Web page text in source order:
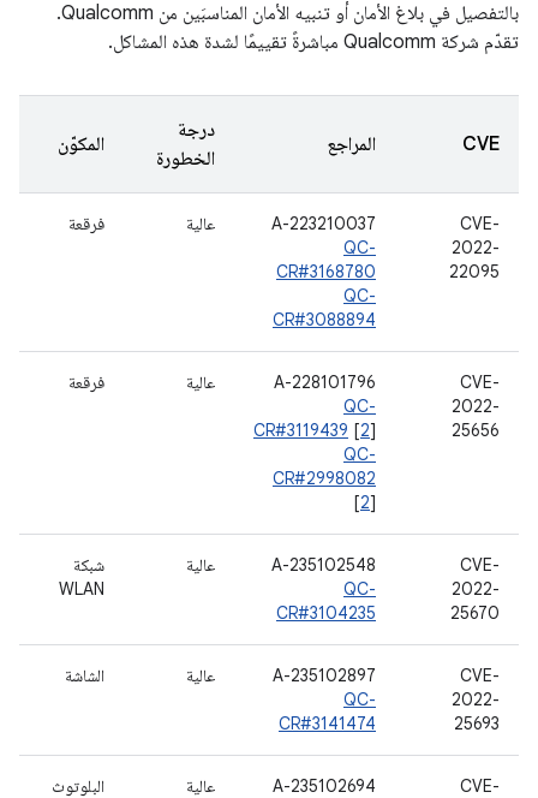
بالتفصيل في بلاغ الأمان أو تنبيه الأمان المناسبَين من Qualcomm.
تقدّم شركة Qualcomm مباشرةً تقييمًا لشدة هذه المشاكل.
CVE المراجع
درجة
الخطورة
المكوّن
CVE-
2022-
22095
A-223210037
QC-
CR#3168780
QC-
CR#3088894
عالية فرقعة
CVE-
2022-
25656
A-228101796
QC-
CR#3119439 [2]
QC-
CR#2998082
[2]
عالية فرقعة
CVE-
2022-
25670
A-235102548
QC-
CR#3104235
عالية
شبكة
WLAN
CVE-
2022-
25693
A-235102897
QC-
CR#3141474
عالية الشاشة
CVE-
A-235102694
عالية البلوتوث